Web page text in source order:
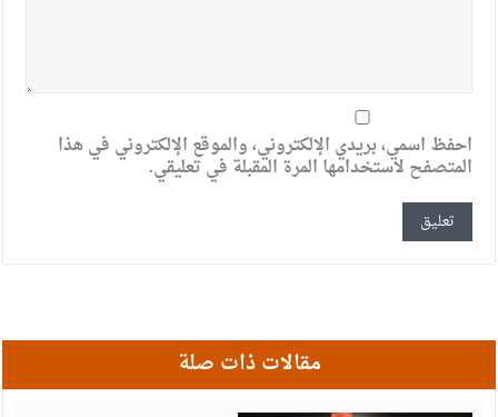
احفظ اسمي، بريدي الإلكتروني، والموقع الإلكتروني في هذا
المتصفح لاستخدامها المرة المقبلة في تعليقي.
مقالات ذات صلة